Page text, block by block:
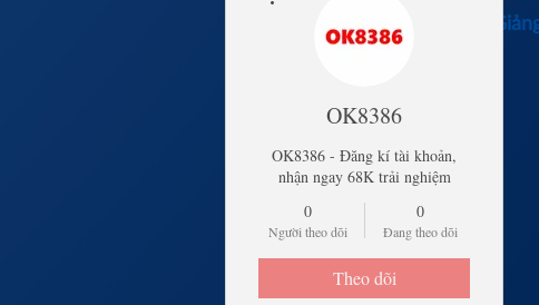
Lịch Khai
OK8386
OK8386 - Đăng kí tài khoản,
nhận ngay 68K trải nghiệm
0
Người theo dõi
0
Đang theo dõi
Theo dõi